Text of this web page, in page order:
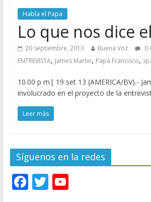
Habla el Papa
Lo que nos dice
20 septiembre, 2013 Buena Voz
0
ENTREVISTA, James Martin, Papa Francisco,
10.00 p m| 19 set 13 (AMERICA/BV).-
involucrado en el proyecto de la
Leer más
Síguenos en la redes
F T Y